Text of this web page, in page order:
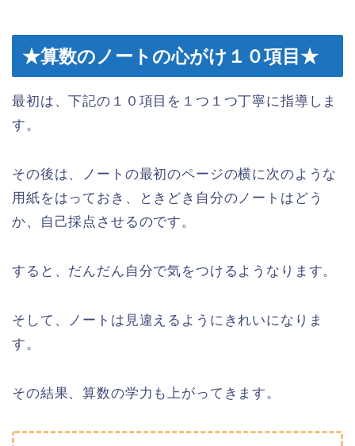
★算数のノートの心がけ１０項目★
最初は、下記の１０項目を１つ１つ丁寧に指導しま
す。
その後は、ノートの最初のページの横に次のような
用紙をはっておき、ときどき自分のノートはどう
か、自己採点させるのです。
すると、だんだん自分で気をつけるようなります。
そして、ノートは見違えるようにきれいになりま
す。
その結果、算数の学力も上がってきます。